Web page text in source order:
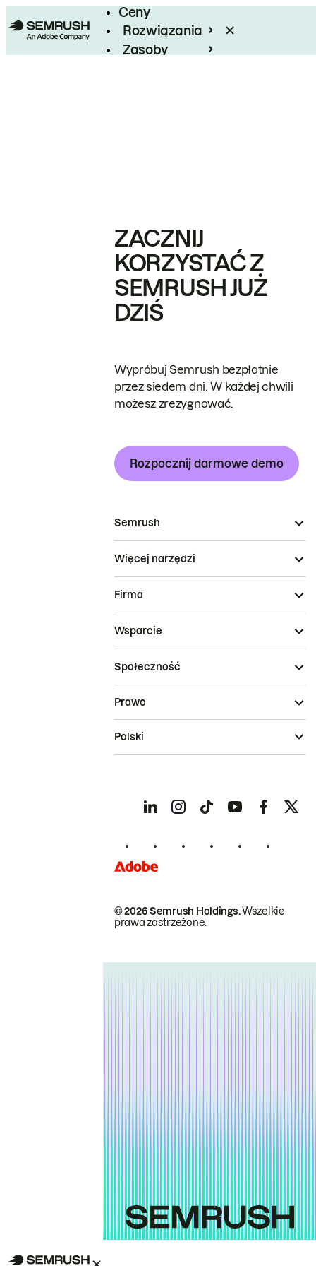
Ceny
Rozwiązania
Zasoby
ZACZNIJ
KORZYSTAĆ Z
SEMRUSH JUŻ
DZIŚ
Wypróbuj Semrush bezpłatnie
przez siedem dni. W każdej chwili
możesz zrezygnować.
Rozpocznij darmowe demo
Semrush
Więcej narzędzi
Firma
Wsparcie
Społeczność
© 2026 Semrush Holdings.Wszelkie
prawa zastrzeżone.
Prawo
Polski